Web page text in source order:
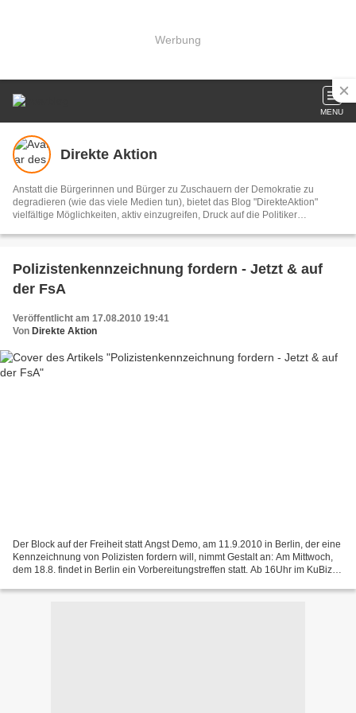
Werbung
MENU
Direkte Aktion
Anstatt die Bürgerinnen und Bürger zu Zuschauern der Demokratie zu
degradieren (wie das viele Medien tun), bietet das Blog "DirekteAktion"
vielfältige Möglichkeiten, aktiv einzugreifen, Druck auf die Politiker
können alle LeserInnen unterstützen, indem sie bei den Aktionen mitmachen
demokratisch und konstruktiv.
Polizistenkennzeichnung fordern - Jetzt & auf
der FsA
Veröffentlicht am 17.08.2010 19:41
Von Direkte Aktion
Der Block auf der Freiheit statt Angst Demo, am 11.9.2010 in Berlin, der eine
Kennzeichnung von Polizisten fordern will, nimmt Gestalt an: Am Mittwoch,
dem 18.8. findet in Berlin ein Vorbereitungstreffen statt. Ab 16Uhr im KuBiz,